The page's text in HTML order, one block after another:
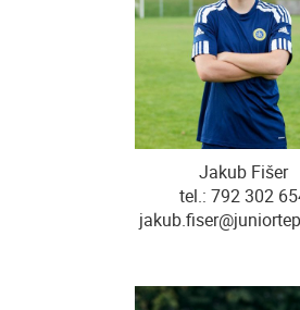
Jakub Fišer
tel.: 792 302